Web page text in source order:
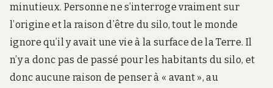
minutieux. Personne ne s’interroge vraiment sur
l’origine et la raison d’être du silo, tout le monde
ignore qu’il y avait une vie à la surface de la Terre. Il
n’y a donc pas de passé pour les habitants du silo, et
donc aucune raison de penser à « avant », au